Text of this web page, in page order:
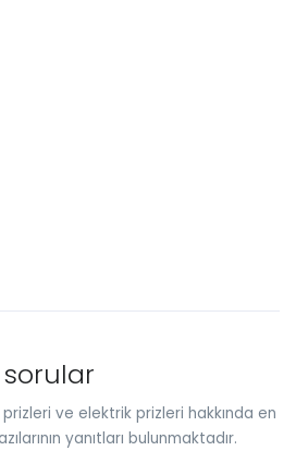
sorular
ve elektrik prizleri hakkında en
yanıtları bulunmaktadır.